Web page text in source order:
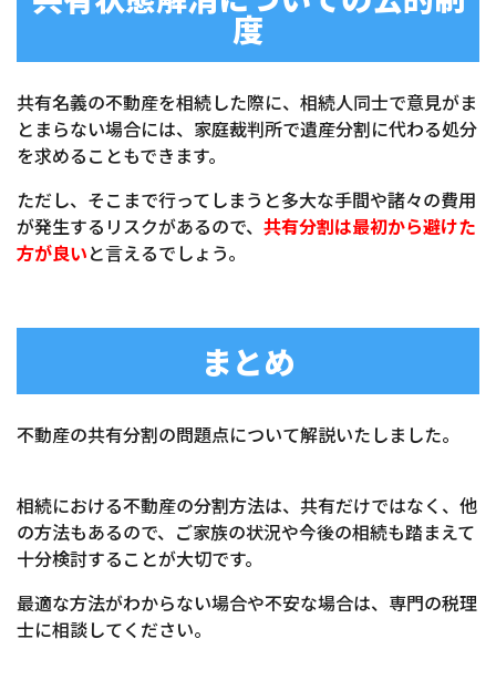
度
共有名義の不動産を相続した際に、相続人同士で意見がま
とまらない場合には、家庭裁判所で遺産分割に代わる処分
を求めることもできます。
ただし、そこまで行ってしまうと多大な手間や諸々の費用
が発生するリスクがあるので、 共有分割は最初から避けた
方が良いと言えるでしょう。
まとめ
不動産の共有分割の問題点について解説いたしました。
相続における不動産の分割方法は、共有だけではなく、他
の方法もあるので、ご家族の状況や今後の相続も踏まえて
十分検討することが大切です。
最適な方法がわからない場合や不安な場合は、専門の税理
士に相談してください。